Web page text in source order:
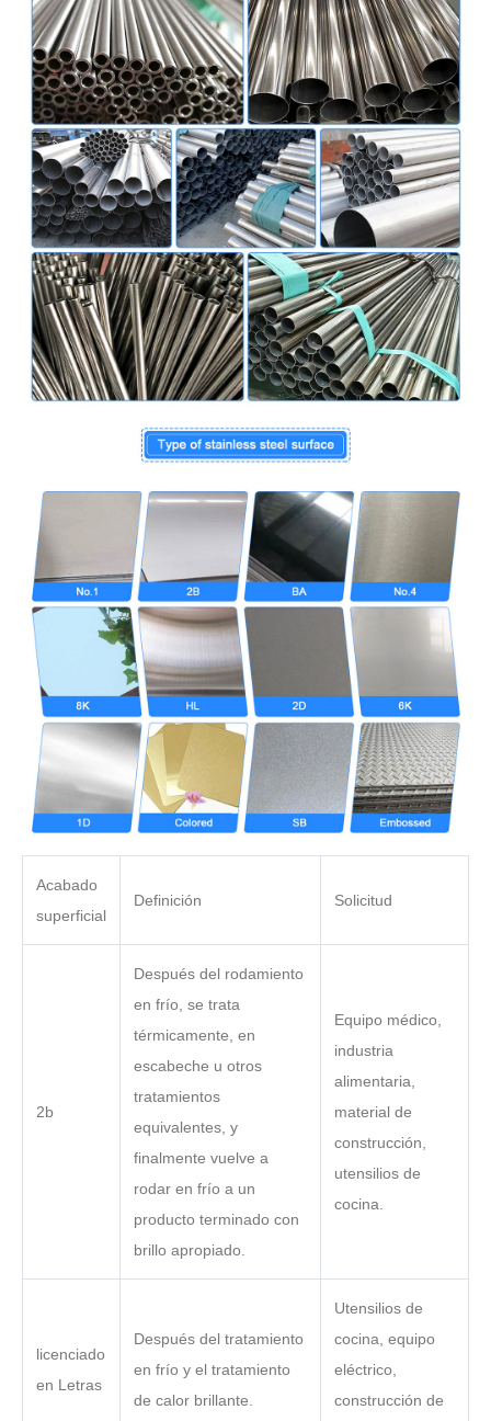
Acabado
superficial
Definición Solicitud
2b
Después del rodamiento
en frío, se trata
térmicamente, en
escabeche u otros
tratamientos
equivalentes, y
finalmente vuelve a
rodar en frío a un
producto terminado con
brillo apropiado.
Equipo médico,
industria
alimentaria,
material de
construcción,
utensilios de
cocina.
licenciado
en Letras
Después del tratamiento
en frío y el tratamiento
de calor brillante.
Utensilios de
cocina, equipo
eléctrico,
construcción de